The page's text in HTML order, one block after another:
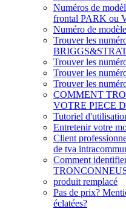
Numéros de
frontal PARK ou
Numéro de
Trouver les
Trouver les
Trouver les
Trouver les
COMMENT
VOTRE PIECE
Tutoriel
Entretenir votre
Client
de tva
Comment
produit remplacé
Pas de prix?
éclatées?